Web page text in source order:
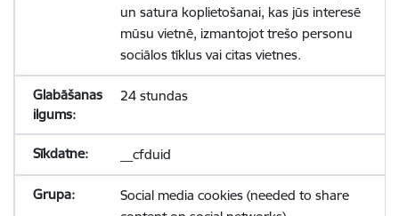
un satura koplietošanai, kas jūs interesē
mūsu vietnē, izmantojot trešo personu
sociālos tīklus vai citas vietnes.
24 stundas
__cfduid
Social media cookies (needed to share